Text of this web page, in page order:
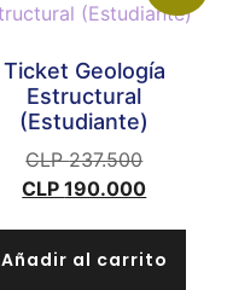
Ticket Geología
Estructural
(Estudiante)
CLP237.500
CLP190.000
Añadir al carrito